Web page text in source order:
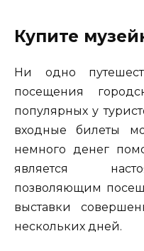
Купите
Ни одно
посещения
популярных у
входные билеты
немного денег
является
позволяющим
выставки
нескольких дней.